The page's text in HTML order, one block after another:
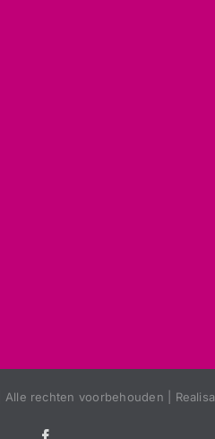
| Alle rechten voorbehouden |